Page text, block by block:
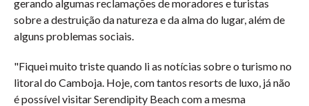
gerando algumas reclamações de moradores e turistas
sobre a destruição da natureza e da alma do lugar, além de
alguns problemas sociais.
"Fiquei muito triste quando li as notícias sobre o turismo no
litoral do Camboja. Hoje, com tantos resorts de luxo, já não
é possível visitar Serendipity Beach com a mesma